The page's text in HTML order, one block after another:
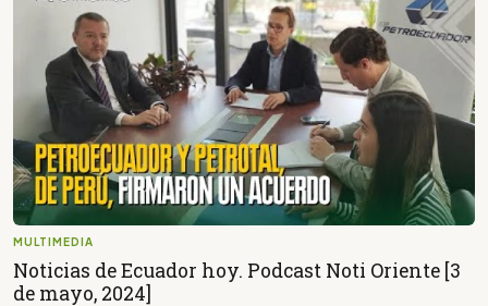
MULTIMEDIA
Noticias de Ecuador hoy. Podcast Noti Oriente [3
de mayo, 2024]